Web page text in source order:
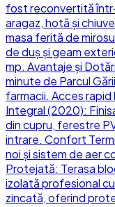
fost reconvertită
aragaz, hotă și
masa ferită de
de duș și geam
mp. Avantaje și
minute de Parcul
farmacii. Acces
Integral (2020):
din cupru, ferestre
intrare. Confort
noi și sistem de aer
Protejată: Terasa
izolată profesional
zincată, oferind